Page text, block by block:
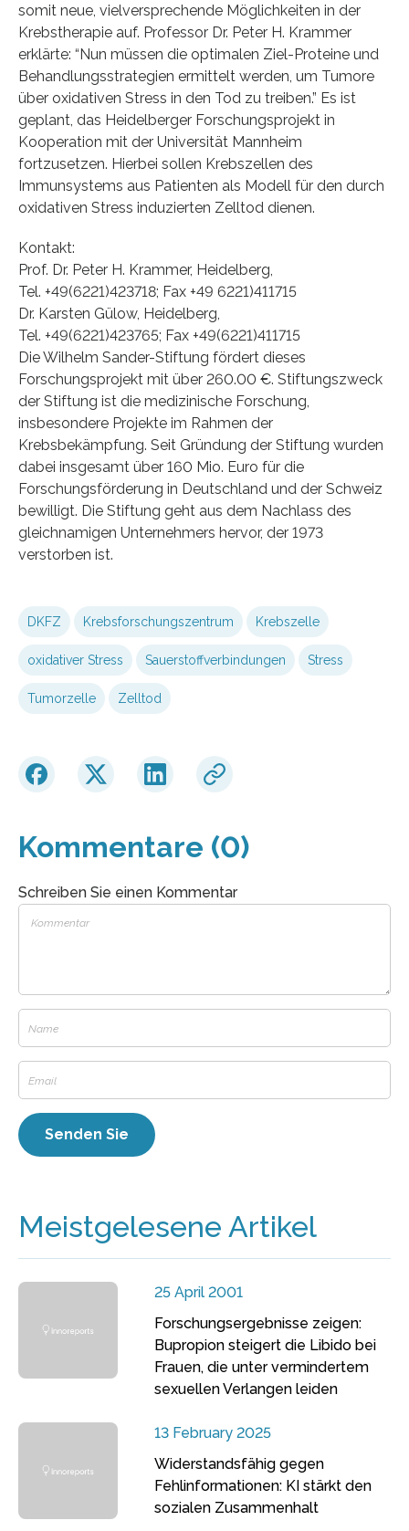
somit neue, vielversprechende Möglichkeiten in der
Krebstherapie auf. Professor Dr. Peter H. Krammer
erklärte: “Nun müssen die optimalen Ziel-Proteine und
Behandlungsstrategien ermittelt werden, um Tumore
über oxidativen Stress in den Tod zu treiben.” Es ist
geplant, das Heidelberger Forschungsprojekt in
Kooperation mit der Universität Mannheim
fortzusetzen. Hierbei sollen Krebszellen des
Immunsystems aus Patienten als Modell für den durch
oxidativen Stress induzierten Zelltod dienen.
Kontakt:
Prof. Dr. Peter H. Krammer, Heidelberg,
Tel. +49(6221)423718; Fax +49 6221)411715
Dr. Karsten Gülow, Heidelberg,
Tel. +49(6221)423765; Fax +49(6221)411715
Die Wilhelm Sander-Stiftung fördert dieses
Forschungsprojekt mit über 260.00 €. Stiftungszweck
der Stiftung ist die medizinische Forschung,
insbesondere Projekte im Rahmen der
Krebsbekämpfung. Seit Gründung der Stiftung wurden
dabei insgesamt über 160 Mio. Euro für die
Forschungsförderung in Deutschland und der Schweiz
bewilligt. Die Stiftung geht aus dem Nachlass des
gleichnamigen Unternehmers hervor, der 1973
verstorben ist.
DKFZ Krebsforschungszentrum Krebszelle
oxidativer Stress Sauerstoffverbindungen Stress
Tumorzelle Zelltod
Kommentare (0)
Schreiben Sie einen Kommentar
Meistgelesene Artikel
25 April 2001
Forschungsergebnisse zeigen:
Bupropion steigert die Libido bei
Frauen, die unter vermindertem
sexuellen Verlangen leiden
13 February 2025
Widerstandsfähig gegen
Fehlinformationen: KI stärkt den
sozialen Zusammenhalt